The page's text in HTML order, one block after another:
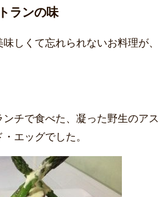
ランの味
しくて忘れられないお料理が、
チで食べた、凝った野生のアス
エッグでした。